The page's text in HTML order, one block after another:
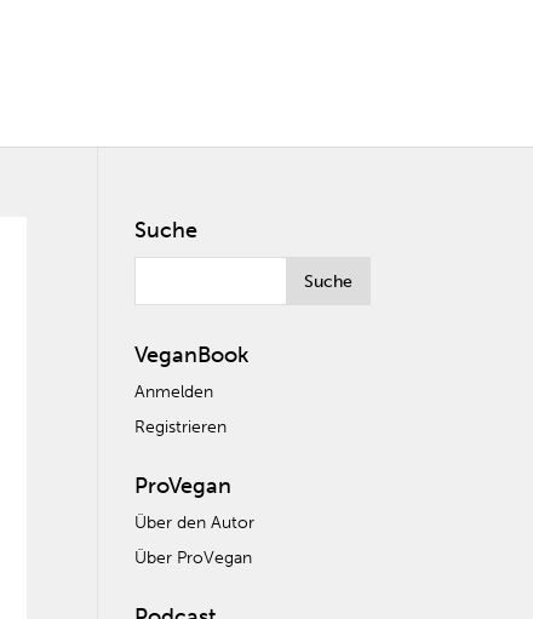
Suche
VeganBook
Anmelden
Registrieren
ProVegan
Über den Autor
Über ProVegan